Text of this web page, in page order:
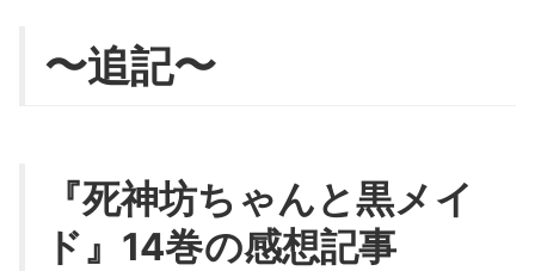
〜追記〜
『死神坊ちゃんと黒メイ
ド』14巻の感想記事